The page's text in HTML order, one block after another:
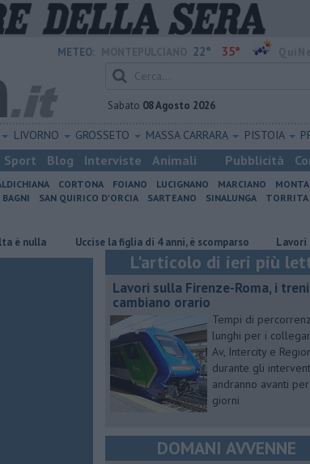
METEO: 22° 35°
Sabato 08 Agosto 2026
LIVORNO GROSSETO MASSA CARRARA PISTOIA
Sport Blog Interviste Animali Pubblicità
CORTONA FOIANO LUCIGNANO MARCIANO
BAGNI SAN QUIRICO D'ORCIA SARTEANO SINALUNGA
TORRITA
Uccise la figlia di 4 anni, è scomparso Lavori sulla
L'articolo di ieri più
Lavori sulla Firenze-Roma, i treni
cambiano orario
Tempi di
lunghi per i
Av, Intercity e
durante gli
andranno avanti
giorni
DOMANI AVVENNE